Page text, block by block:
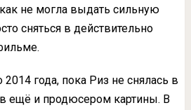
не могла выдать сильную
сняться в действительно
2014 года, пока Риз не снялась в
ещё и продюсером картины. В